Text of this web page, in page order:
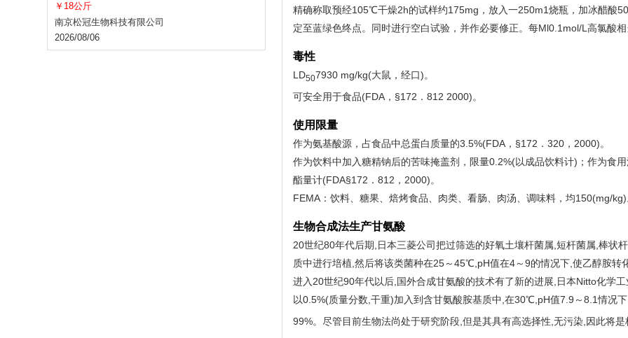
￥18公斤
南京松冠生物科技有限公司
2026/08/06
精确称取预经105℃干燥2h的试样约175mg，放入一250m1烧瓶，加冰醋酸
定至蓝绿色终点。同时进行空白试验，并作必要修正。每Ml0.1mol/L高氯酸
毒性
LD507930 mg/kg(大鼠，经口)。
可安全用于食品(FDA，§172．812 2000)。
使用限量
作为氨基酸源，占食品中总蛋白质量的3.5%(FDA，§172．320，2000)。
作为饮料中加入糖精钠后的苦味掩盖剂，限量0.2%(以成品饮料计)；作为食
酯量计(FDA§172．812，2000)。
FEMA：饮料、糖果、焙烤食品、肉类、看肠、肉汤、调味料，均150(mg/
生物合成法生产甘氨酸
20世纪80年代后期,日本三菱公司把过筛选的好氧土壤杆菌属,短杆菌属,棒状
质中进行培植,然后将该类菌种在25～45℃,pH值在4～9的情况下,使乙醇胺转
进入20世纪90年代以后,国外合成甘氨酸的技术有了新的进展,日本Nitto化学
以0.5%(质量分数,干重)加入到含甘氨酸胺基质中,在30℃,pH值7.9～8.1情况
99%。尽管目前生物法尚处于研究阶段,但是其具有高选择性,无污染,因此将